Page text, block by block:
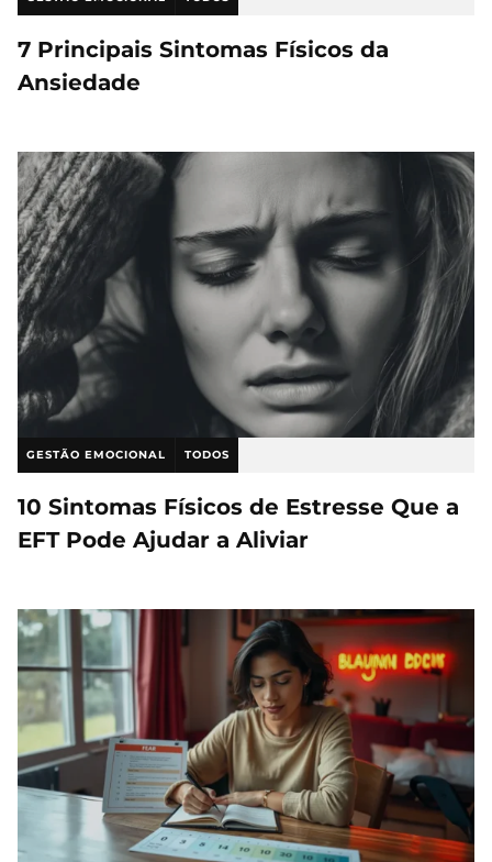
7 Principais Sintomas Físicos da
Ansiedade
GESTÃO EMOCIONAL TODOS
10 Sintomas Físicos de Estresse Que a
EFT Pode Ajudar a Aliviar